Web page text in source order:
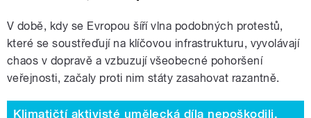
V době, kdy se Evropou šíří vlna podobných protestů,
které se soustřeďují na klíčovou infrastrukturu, vyvolávají
chaos v dopravě a vzbuzují všeobecné pohoršení
veřejnosti, začaly proti nim státy zasahovat razantně.
Klimatičtí aktivisté umělecká díla nepoškodili.